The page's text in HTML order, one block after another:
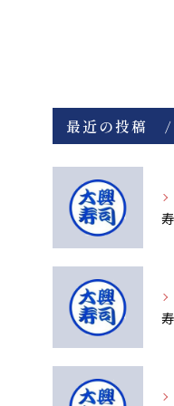
最近の投稿